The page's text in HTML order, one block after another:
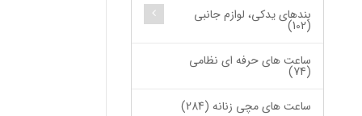
بندهای یدکی، لوازم جانبی
(102)
ساعت های حرفه ای نظامی
(74)
ساعت های مچی زنانه (284)